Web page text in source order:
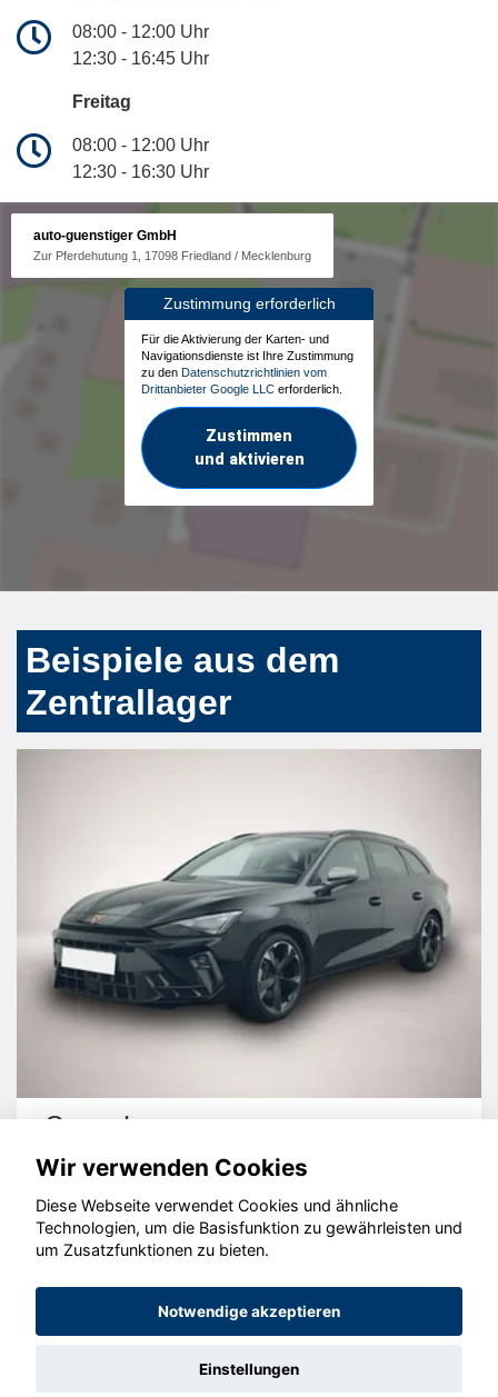
08:00 - 12:00 Uhr
12:30 - 16:45 Uhr
Freitag
08:00 - 12:00 Uhr
12:30 - 16:30 Uhr
auto-guenstiger GmbH
Zur Pferdehutung 1, 17098 Friedland / Mecklenburg
Zustimmung erforderlich
Für die Aktivierung der Karten- und
Navigationsdienste ist Ihre Zustimmung
zu den Datenschutzrichtlinien vom
Drittanbieter Google LLC erforderlich.
Zustimmen
und aktivieren
Beispiele aus dem
Zentrallager
Cupra Leon
© konjunkturmotor.de GmbH 2020 - 2026
Wir verwenden Cookies
Diese Webseite verwendet Cookies und ähnliche
Technologien, um die Basisfunktion zu gewährleisten und
um Zusatzfunktionen zu bieten.
Notwendige akzeptieren
Einstellungen